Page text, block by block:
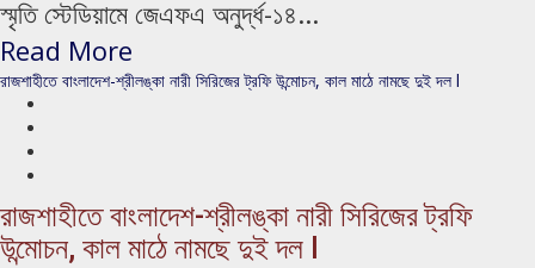
স্মৃতি স্টেডিয়ামে জেএফএ অনুর্দ্ধ-১৪...
Read More
রাজশাহীতে বাংলাদেশ-শ্রীলঙ্কা নারী সিরিজের ট্রফি উন্মোচন, কাল মাঠে নামছে দুই দল l
রাজশাহীতে বাংলাদেশ-শ্রীলঙ্কা নারী সিরিজের ট্রফি
উন্মোচন, কাল মাঠে নামছে দুই দল l